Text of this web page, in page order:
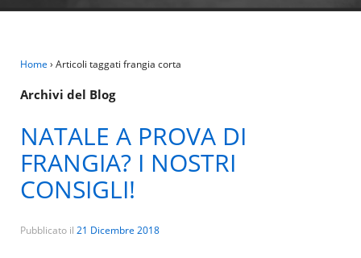
Home › Articoli taggati frangia corta
Archivi del Blog
NATALE A PROVA DI
FRANGIA? I NOSTRI
CONSIGLI!
Pubblicato il 21 Dicembre 2018